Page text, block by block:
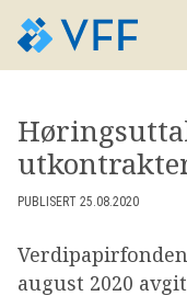
LOGG INN
PUBLISERT 25.08.2020
august 2020